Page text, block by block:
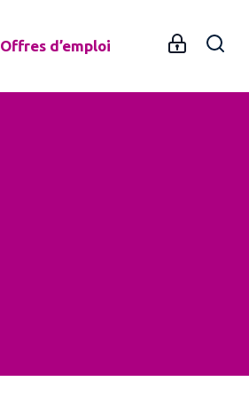
Offres d’emploi